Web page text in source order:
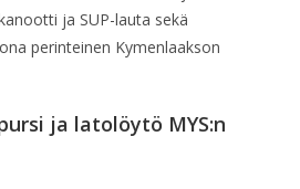
ja SUP-lauta sekä
perinteinen Kymenlaakson
ja latolöytö MYS:n